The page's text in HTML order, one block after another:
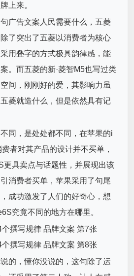
上来。
广告文案人民需要什么，五菱
了突出了五菱以消费者为核心
用叠字的方式极具韵律感，能
。而五菱的新·菱智M5也写过类
间，刚刚好的爱，其影响力虽
菱就造什么，但是依然具有记
同，是处处都不同，在苹果的i
者对其产品的设计并不买单，
更具卖点与话题性，并展现出该
消费者买单，苹果采用了句尾
成功激发了人们的好奇心，想
究竟不同的地方在哪里。
的，懂你没说的，这句除了运